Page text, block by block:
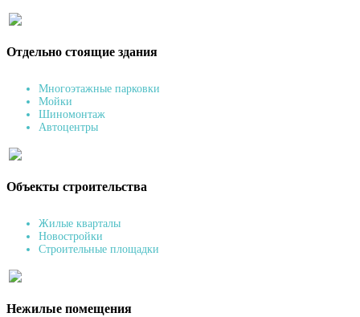
Отдельно стоящие здания
Многоэтажные парковки
Мойки
Шиномонтаж
Автоцентры
Объекты строительства
Жилые кварталы
Новостройки
Строительные площадки
Нежилые помещения